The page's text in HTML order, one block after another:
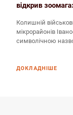
відкрив
Колишній
мікрорайонів
символічною
ДОКЛАДНІШЕ